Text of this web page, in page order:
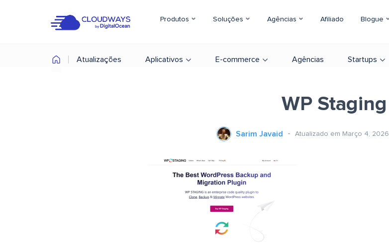
Produtos Soluções Agências Afiliado Blogue
Atualizações Aplicativos E-commerce Agências Startups
WP Staging
Sarim Javaid Atualizado em Março 4, 2026